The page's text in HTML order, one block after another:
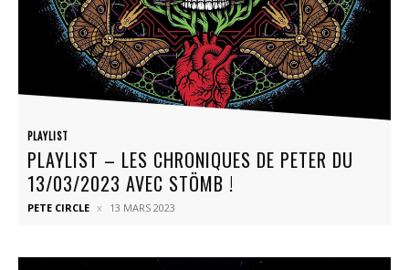
PLAYLIST
PLAYLIST – LES CHRONIQUES DE PETER DU
13/03/2023 AVEC STÖMB !
PETE CIRCLE 13 MARS 2023